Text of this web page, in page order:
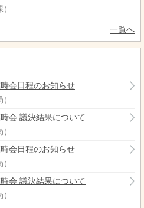
）
一覧へ
会日程のお知らせ
）
会 議決結果について
）
会日程のお知らせ
）
会 議決結果について
）